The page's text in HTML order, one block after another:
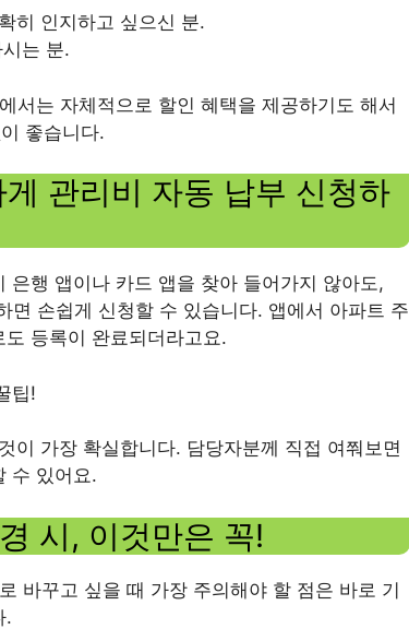
히 인지하고 싶으신 분.
는 분.
서는 자체적으로 할인 혜택을 제공하기도 해서
좋습니다.
관리비 자동 납부 신청하
행 앱이나 카드 앱을 찾아 들어가지 않아도,
면 손쉽게 신청할 수 있습니다. 앱에서 아파트 주
등록이 완료되더라고요.
팁!
이 가장 확실합니다. 담당자분께 직접 여쭤보면
수 있어요.
시, 이것만은 꼭!
바꾸고 싶을 때 가장 주의해야 할 점은 바로 기
.